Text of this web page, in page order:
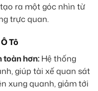
ra một góc nhìn từ
trực quan.
Tô
toàn hơn: Hệ thống
giúp tài xế quan sát
xung quanh, giảm tới